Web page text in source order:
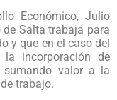
Económico, Julio
de Salta trabaja para
y que en el caso del
la incorporación de
sumando valor a la
trabajo.